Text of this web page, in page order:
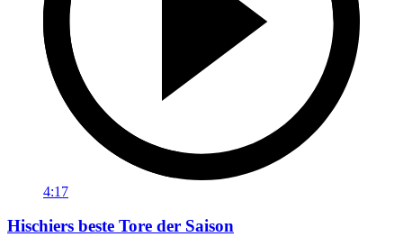
4:17
Hischiers beste Tore der Saison